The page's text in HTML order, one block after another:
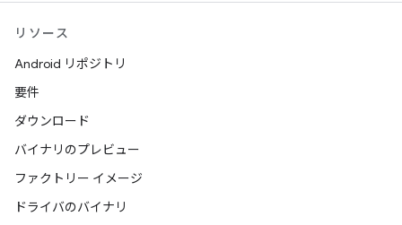
リソース
Android リポジトリ
要件
ダウンロード
バイナリのプレビュー
ファクトリー イメージ
ドライバのバイナリ